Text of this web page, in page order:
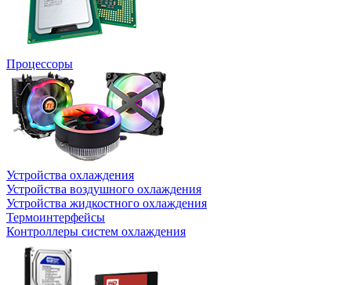
Процессоры
Устройства охлаждения
Устройства воздушного охлаждения
Устройства жидкостного охлаждения
Термоинтерфейсы
Контроллеры систем охлаждения